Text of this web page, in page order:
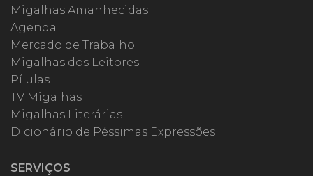
Migalhas Amanhecidas
Agenda
Mercado de Trabalho
Migalhas dos Leitores
Pílulas
TV Migalhas
Migalhas Literárias
Dicionário de Péssimas Expressões
SERVIÇOS